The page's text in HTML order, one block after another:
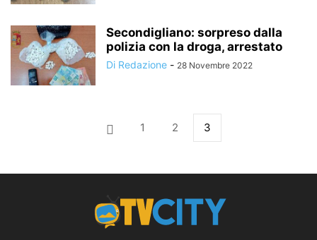
Secondigliano: sorpreso dalla
polizia con la droga, arrestato
Di Redazione - 28 Novembre 2022
1 2 3